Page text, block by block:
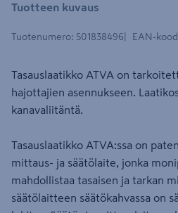
Tuotteen kuvaus
Tuotenumero: 501838496 EAN-
Tasauslaatikko ATVA on
hajottajien asennukseen.
kanavaliitäntä.
Tasauslaatikko ATVA:ssa on
mittaus- ja säätölaite, jonka
mahdollistaa tasaisen ja tarkan
säätölaitteen säätökahvassa on